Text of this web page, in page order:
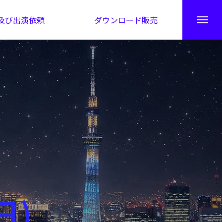
び出演依頼 ダウンロード販売
秘伝公開！吉凶カレンダー